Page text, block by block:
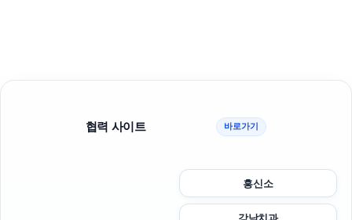
협력 사이트 바로가기
흥신소